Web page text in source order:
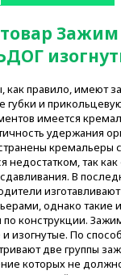
как правило, имеют
губки и
имеется
удержания
кремальеры
недостатком, так
В
однако такие
конструкции.
изогнутые. По
две группы
которых не